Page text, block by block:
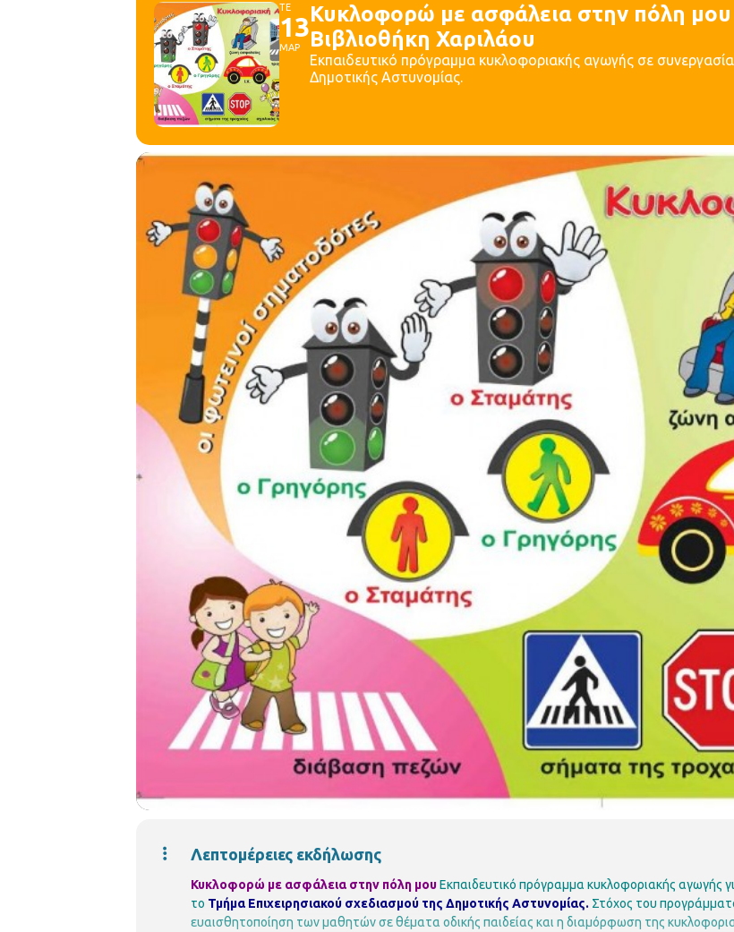
ΤΕ
13
ΜΑΡ
Κυκλοφορώ με ασφάλεια στην πόλη μου
Βιβλιοθήκη Χαριλάου
Εκπαιδευτικό πρόγραμμα κυκλοφοριακής αγωγής σε
Δημοτικής Αστυνομίας.
Λεπτομέρειες εκδήλωσης
Κυκλοφορώ με ασφάλεια στην πόλη μουΕκπαιδευτικό πρόγραμμα κυκλοφοριακής αγωγής
το Τμήμα Επιχειρησιακού σχεδιασμού της Δημοτικής Αστυνομίας. Στόχος του
ευαισθητοποίηση των μαθητών σε θέματα οδικής παιδείας και η διαμόρφωση της